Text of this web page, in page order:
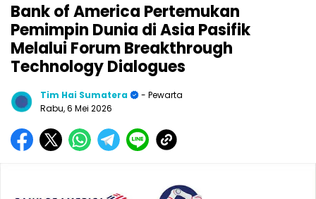
Bank of America Pertemukan
Pemimpin Dunia di Asia Pasifik
Melalui Forum Breakthrough
Technology Dialogues
Tim Hai Sumatera
- Pewarta
Rabu, 6 Mei 2026